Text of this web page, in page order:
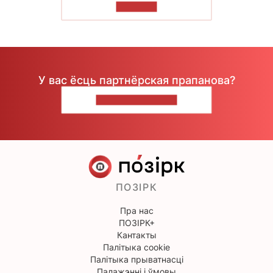
У вас ёсць партнёрская прапанова?
ПОЗІРК
Пра нас
ПОЗІРК+
Кантакты
Палітыка cookie
Палітыка прыватнасці